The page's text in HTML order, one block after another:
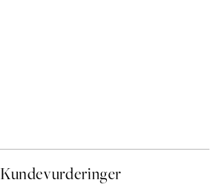
Kundevurderinger